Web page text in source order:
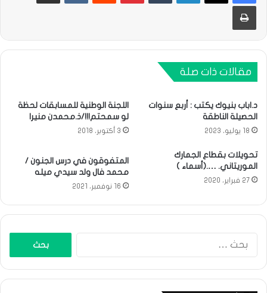
طباعة
مقالات ذات صلة
د.اباب بنيوك يكتب : أربع سنوات
الحصيلة الناطقة
18 يوليو، 2023
اللجنة الوطنية للمسابقات لحظة
لو سمحتم!!!/ذ.محمدن منيرا
3 أكتوبر، 2018
تحويلات بقطاع الجمارك
الموريتاني. ….(أسماء )
27 فبراير، 2020
المتفوقون في درس الجنون /
محمد فال ولد سيدي ميله
16 نوفمبر، 2021